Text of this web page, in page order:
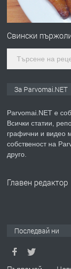
ПРЕДЛАГА
ПРЕДЛАГА
Свински
За Parvomai.NET
Parvomai.NET е
Всички статии,
графични и видео
собственост на
друго.
Главен редактор
Последвай ни